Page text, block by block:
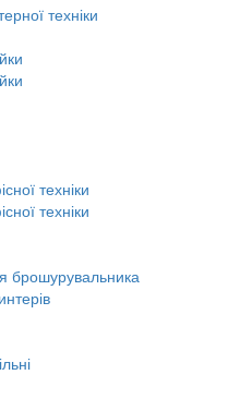
техніки
техніки
техніки
брошурувальника